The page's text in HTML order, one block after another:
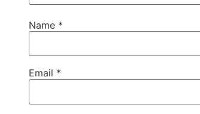
Name *
Email *